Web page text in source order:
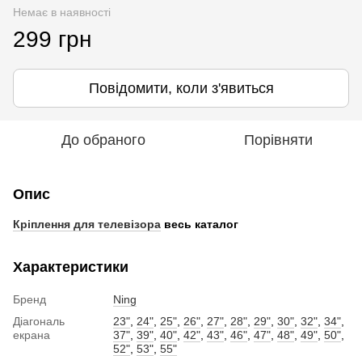
Немає в наявності
299 грн
Повідомити, коли з'явиться
До обраного Порівняти
Опис
Кріплення для телевізора весь каталог
Характеристики
Бренд
Ning
Діагональ
екрана
23" 24" 25" 26" 27" 28" 29" 30" 32" 34"
37" 39" 40" 42" 43" 46" 47" 48" 49" 50"
52" 53" 55"